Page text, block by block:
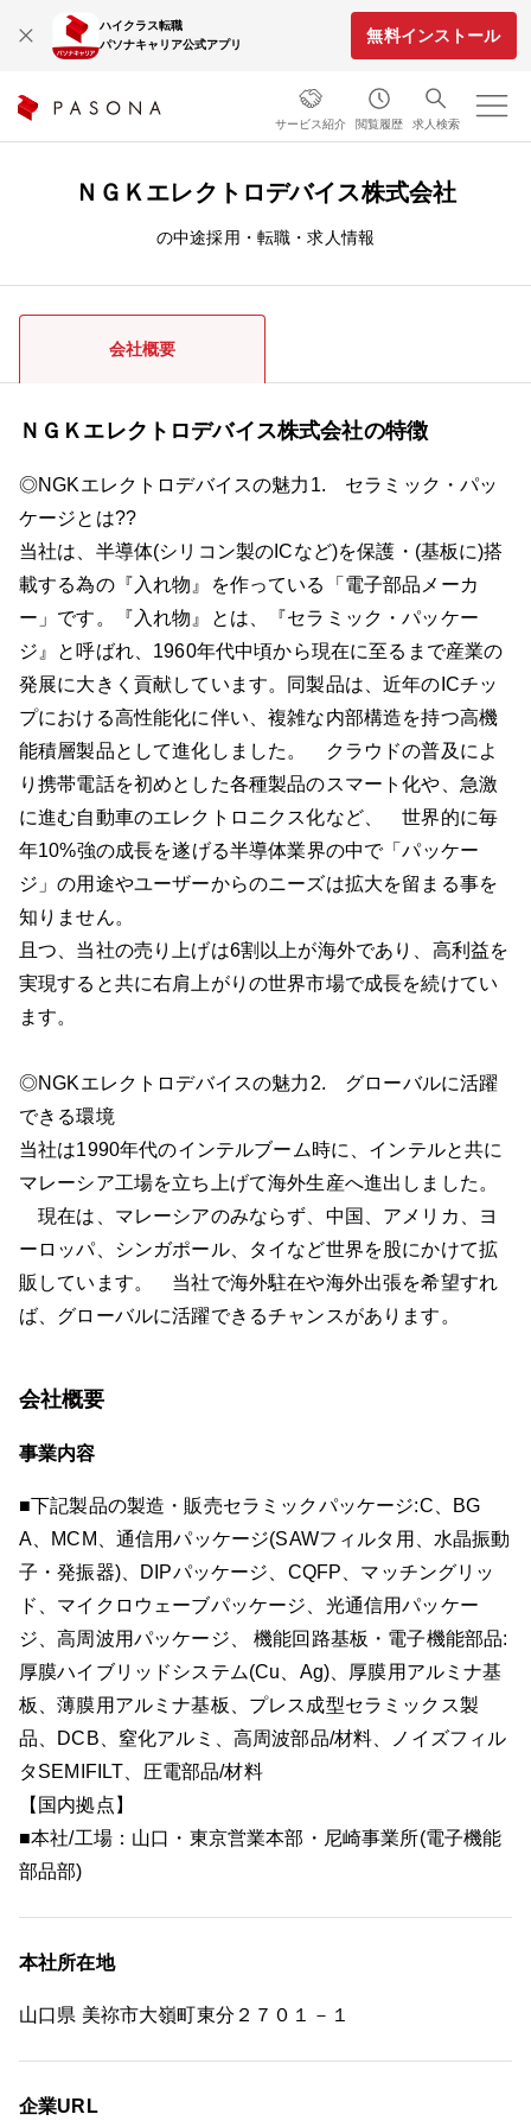
ハイクラス転職
パソナキャリア公式アプリ
無料インストール
サービス紹介 閲覧履歴 求人検索
ＮＧＫエレクトロデバイス株式会社
の中途採用・転職・求人情報
会社概要
ＮＧＫエレクトロデバイス株式会社の特徴
◎NGKエレクトロデバイスの魅力1. セラミック・パッ
ケージとは??
当社は、半導体(シリコン製のICなど)を保護・(基板に)搭
載する為の『入れ物』を作っている「電子部品メーカ
ー」です。『入れ物』とは、『セラミック・パッケー
ジ』と呼ばれ、1960年代中頃から現在に至るまで産業の
発展に大きく貢献しています。同製品は、近年のICチッ
プにおける高性能化に伴い、複雑な内部構造を持つ高機
能積層製品として進化しました。 クラウドの普及によ
り携帯電話を初めとした各種製品のスマート化や、急激
に進む自動車のエレクトロニクス化など、 世界的に毎
年10%強の成長を遂げる半導体業界の中で「パッケー
ジ」の用途やユーザーからのニーズは拡大を留まる事を
知りません。
且つ、当社の売り上げは6割以上が海外であり、高利益を
実現すると共に右肩上がりの世界市場で成長を続けてい
ます。
◎NGKエレクトロデバイスの魅力2. グローバルに活躍
できる環境
当社は1990年代のインテルブーム時に、インテルと共に
マレーシア工場を立ち上げて海外生産へ進出しました。
現在は、マレーシアのみならず、中国、アメリカ、ヨ
ーロッパ、シンガポール、タイなど世界を股にかけて拡
販しています。 当社で海外駐在や海外出張を希望すれ
ば、グローバルに活躍できるチャンスがあります。
会社概要
事業内容
■下記製品の製造・販売セラミックパッケージ:C、BG
A、MCM、通信用パッケージ(SAWフィルタ用、水晶振動
子・発振器)、DIPパッケージ、CQFP、マッチングリッ
ド、マイクロウェーブパッケージ、光通信用パッケー
ジ、高周波用パッケージ、 機能回路基板・電子機能部品:
厚膜ハイブリッドシステム(Cu、Ag)、厚膜用アルミナ基
板、薄膜用アルミナ基板、プレス成型セラミックス製
品、DCB、窒化アルミ、高周波部品/材料、ノイズフィル
タSEMIFILT、圧電部品/材料
【国内拠点】
■本社/工場：山口・東京営業本部・尼崎事業所(電子機能
部品部)
本社所在地
山口県 美祢市大嶺町東分２７０１－１
企業URL